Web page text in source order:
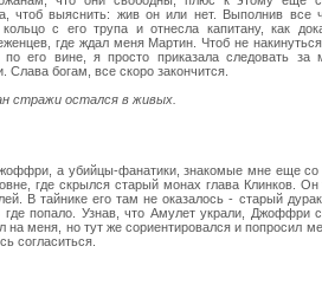
чтоб выяснить: жив он или нет. Выполнив все
с его трупа и отнесла капитану, как
где ждал меня Мартин. Чтоб не
по его вине, я просто приказала следовать
богам, все скоро закончится.
стражи остался в живых.
а убийцы-фанатики, знакомые мне еще со
где скрылся старый монах глава Клинков.
В тайнике его там не оказалось - старый
попало. Узнав, что Амулет украли, Джоффри
на меня, но тут же сориентировался и попросил
согласиться.